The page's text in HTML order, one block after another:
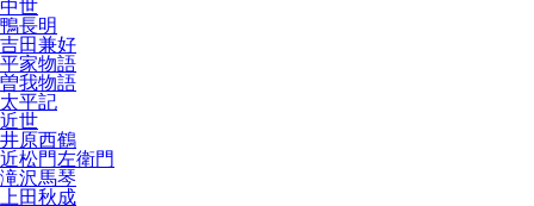
中世
鴨長明
吉田兼好
平家物語
曽我物語
太平記
近世
井原西鶴
近松門左衛門
滝沢馬琴
上田秋成